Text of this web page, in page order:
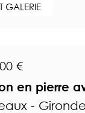
GALERIE
€
en pierre
- Gironde